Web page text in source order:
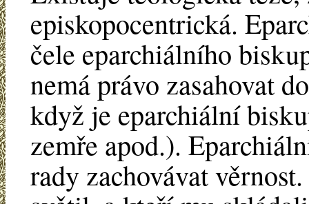
episkopocentrická.
čele eparchiálního
nemá právo zasahovat
když je eparchiální
zemře apod.).
rady zachovávat